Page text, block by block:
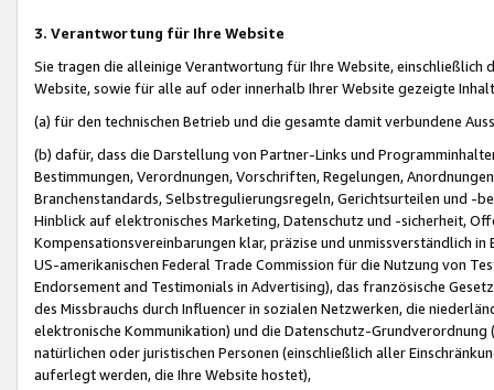
3. Verantwortung für Ihre Website
Sie tragen die alleinige Verantwortung für Ihre Website,
Website, sowie für alle auf oder innerhalb Ihrer Website gezeigte
(a) für den technischen Betrieb und die gesamte damit verbundene
(b) dafür, dass die Darstellung von Partner-Links und
Bestimmungen, Verordnungen, Vorschriften, Regelungen,
Branchenstandards, Selbstregulierungsregeln, Gerichtsurteilen und -
Hinblick auf elektronisches Marketing, Datenschutz und -sicherheit,
Kompensationsvereinbarungen klar, präzise und unmissverständlich
US-amerikanischen Federal Trade Commission für die Nutzung von
Endorsement and Testimonials in Advertising), das französische
des Missbrauchs durch Influencer in sozialen Netzwerken, die
elektronische Kommunikation) und die Datenschutz-
natürlichen oder juristischen Personen (einschließlich aller
auferlegt werden, die Ihre Website hostet),